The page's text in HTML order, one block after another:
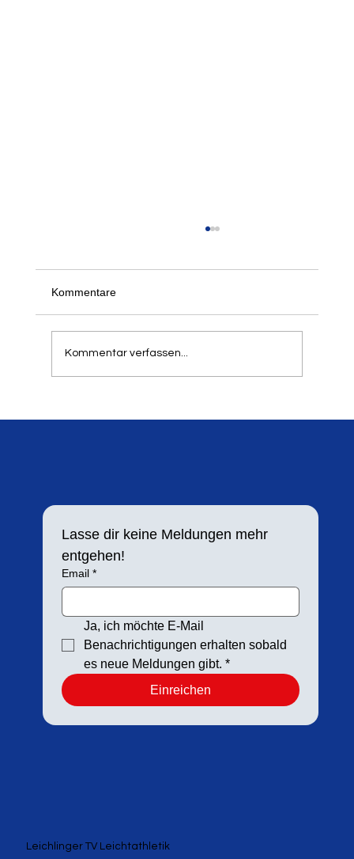
Schon jetzt freuen wir uns, alle informieren zu
Kommentare
Kommentar verfassen...
Lasse dir keine Meldungen mehr
entgehen!
Email *
Ja, ich möchte E-Mail
Benachrichtigungen erhalten sobald
es neue Meldungen gibt. *
Einreichen
Leichlinger TV Leichtathletik